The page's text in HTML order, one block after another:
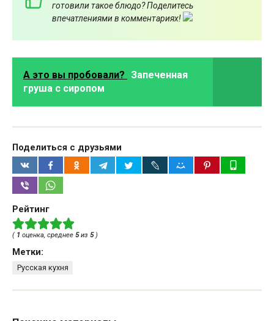
готовили такое блюдо? Поделитесь
впечатлениями в комментариях!
А это вы пробовали?
Запеченная
груша с сиропом
Поделиться с друзьями
Рейтинг
( 1 оценка, среднее 5из 5)
Метки:
Русская кухня